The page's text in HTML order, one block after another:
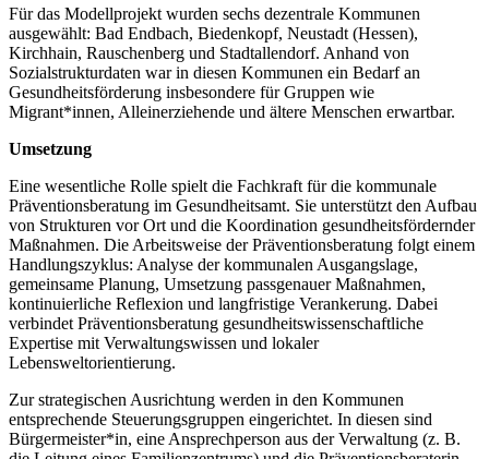
Für das Modellprojekt wurden sechs dezentrale Kommunen
ausgewählt: Bad Endbach, Biedenkopf, Neustadt (Hessen),
Kirchhain, Rauschenberg und Stadtallendorf. Anhand von
Sozialstrukturdaten war in diesen Kommunen ein Bedarf an
Gesundheitsförderung insbesondere für Gruppen wie
Migrant*innen, Alleinerziehende und ältere Menschen erwartbar.
Umsetzung
Eine wesentliche Rolle spielt die Fachkraft für die kommunale
Präventionsberatung im Gesundheitsamt. Sie unterstützt den Aufbau
von Strukturen vor Ort und die Koordination gesundheitsfördernder
Maßnahmen. Die Arbeitsweise der Präventionsberatung folgt einem
Handlungszyklus: Analyse der kommunalen Ausgangslage,
gemeinsame Planung, Umsetzung passgenauer Maßnahmen,
kontinuierliche Reflexion und langfristige Verankerung. Dabei
verbindet Präventionsberatung gesundheitswissenschaftliche
Expertise mit Verwaltungswissen und lokaler
Lebensweltorientierung.
Zur strategischen Ausrichtung werden in den Kommunen
entsprechende Steuerungsgruppen eingerichtet. In diesen sind
Bürgermeister*in, eine Ansprechperson aus der Verwaltung (z. B.